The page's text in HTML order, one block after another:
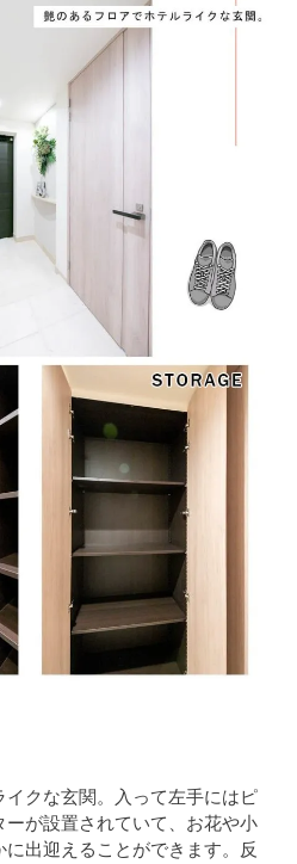
クな玄関。入って左手にはピ
ーが設置されていて、お花や小
出迎えることができます。反